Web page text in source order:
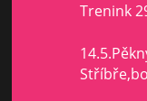
Trenink